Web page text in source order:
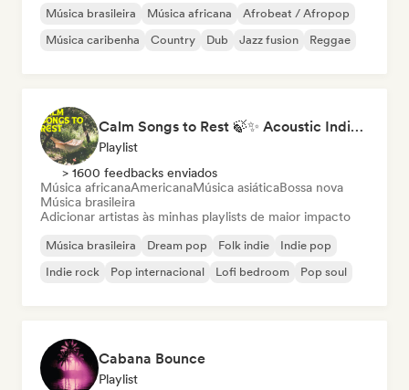
Música brasileira Música africana
Afrobeat / Afropop
Música caribenha
Country Dub Jazz fusion Reggae
Calm Songs to Rest 🍃✨ Acoustic Indie Folk & Singer-Songwriter
Playlist
> 1600 feedbacks enviados
Música africanaAmericanaMúsica asiáticaBossa nova
Música brasileira
Adicionar artistas às minhas playlists de maior impacto
Música brasileira Dream pop Folk indie
Indie pop
Indie rock
Pop internacional Lofi bedroom Pop soul
Cabana Bounce
Playlist